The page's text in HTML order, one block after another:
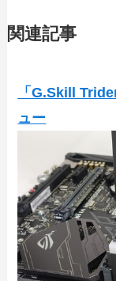
関連記事
「G.Skill
ュー